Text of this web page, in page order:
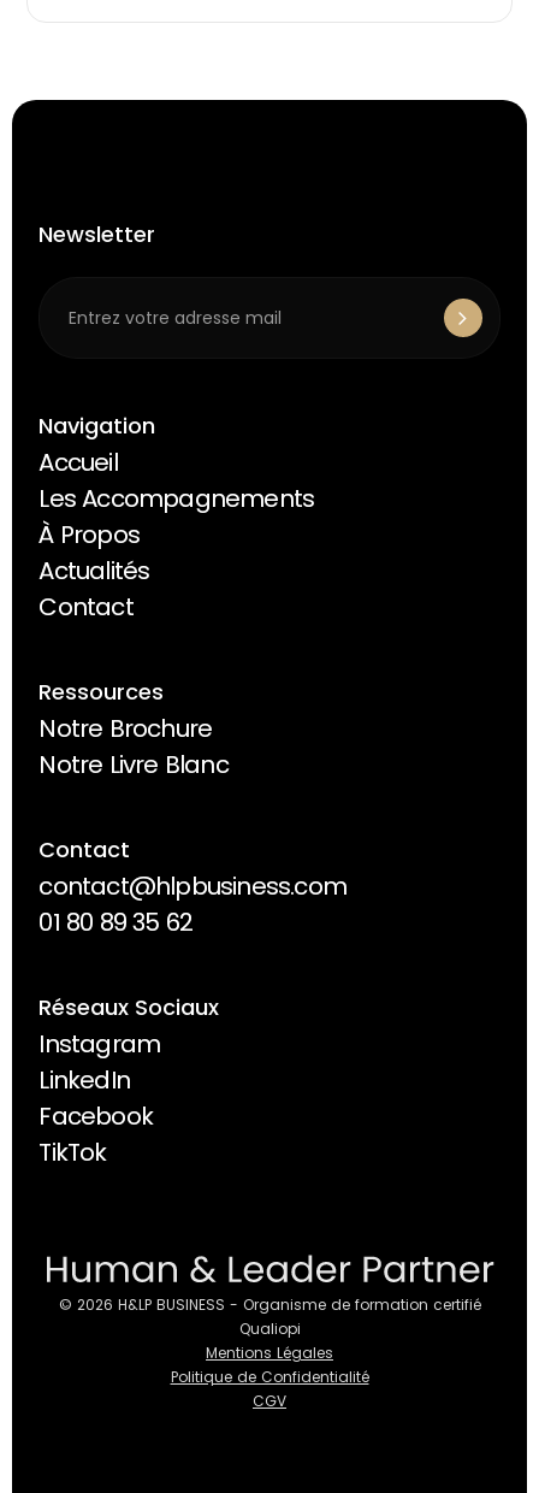
Newsletter
Navigation
Accueil
Accueil
Les Accompagnements
Les Accompagnements
À Propos
À Propos
Actualités
Actualités
Contact
Contact
Ressources
Notre Brochure
Notre Brochure
Notre Livre Blanc
Notre Livre Blanc
Contact
contact@hlpbusiness.com
contact@hlpbusiness.com
01 80 89 35 62
01 80 89 35 62
Réseaux Sociaux
Instagram
Instagram
LinkedIn
LinkedIn
Facebook
Facebook
TikTok
TikTok
© 2026 H&LP BUSINESS - Organisme de formation certifié
Qualiopi
Mentions Légales
Politique de Confidentialité
CGV